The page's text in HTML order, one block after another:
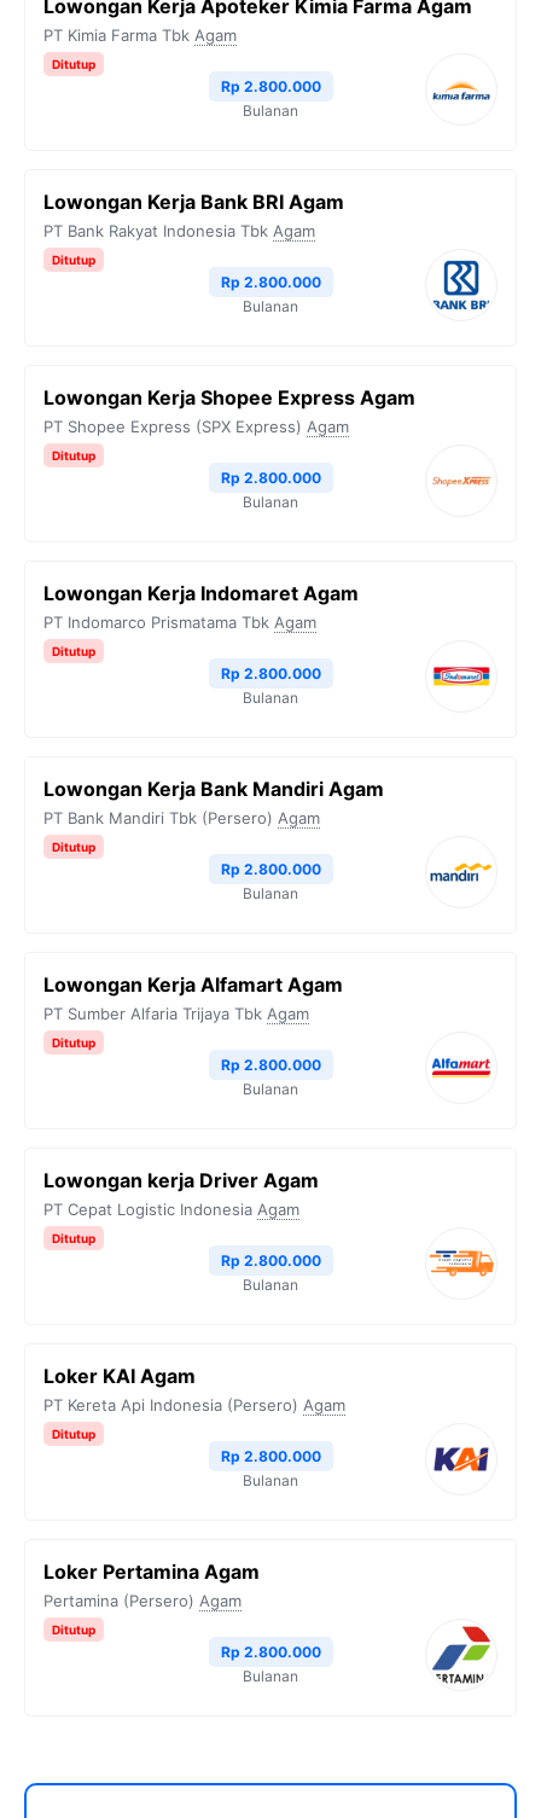
Lowongan Kerja Apoteker Kimia Farma Agam
PT Kimia Farma Tbk Agam
Ditutup
Rp 2.800.000
Bulanan
Lowongan Kerja Bank BRI Agam
PT Bank Rakyat Indonesia Tbk Agam
Ditutup
Rp 2.800.000
Bulanan
Lowongan Kerja Shopee Express Agam
PT Shopee Express (SPX Express) Agam
Ditutup
Rp 2.800.000
Bulanan
Lowongan Kerja Indomaret Agam
PT Indomarco Prismatama Tbk Agam
Ditutup
Rp 2.800.000
Bulanan
Lowongan Kerja Bank Mandiri Agam
PT Bank Mandiri Tbk (Persero) Agam
Ditutup
Rp 2.800.000
Bulanan
Lowongan Kerja Alfamart Agam
PT Sumber Alfaria Trijaya Tbk Agam
Ditutup
Rp 2.800.000
Bulanan
Lowongan kerja Driver Agam
PT Cepat Logistic Indonesia Agam
Ditutup
Rp 2.800.000
Bulanan
Loker KAI Agam
PT Kereta Api Indonesia (Persero) Agam
Ditutup
Rp 2.800.000
Bulanan
Loker Pertamina Agam
Pertamina (Persero) Agam
Ditutup
Rp 2.800.000
Bulanan